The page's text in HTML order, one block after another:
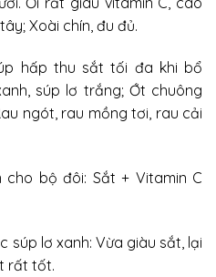
Xoài chín, đu đủ.
hấp thu sắt tối đa khi bổ
súp lơ trắng; Ớt chuông
ngót, rau mồng tơi, rau cải
bộ đôi: Sắt + Vitamin C
súp lơ xanh: Vừa giàu sắt, lại
rất tốt.